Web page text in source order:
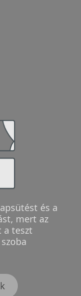
és a
mert az
a teszt